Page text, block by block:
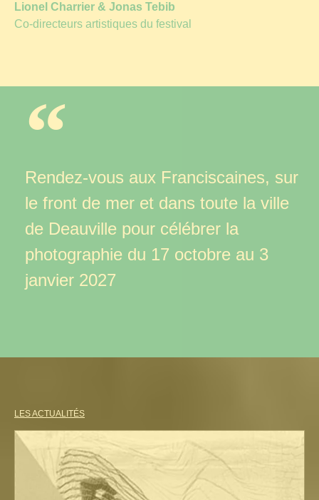
Lionel Charrier & Jonas Tebib
Co-directeurs artistiques du festival
Rendez-vous aux Franciscaines, sur
le front de mer et dans toute la ville
de Deauville pour célébrer la
photographie du 17 octobre au 3
janvier 2027
LES ACTUALITÉS